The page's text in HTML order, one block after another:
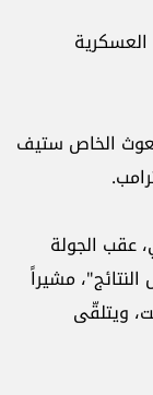
العسكرية
الخاص ستيف
عقب الجولة
مشيراً
ويتلقّى